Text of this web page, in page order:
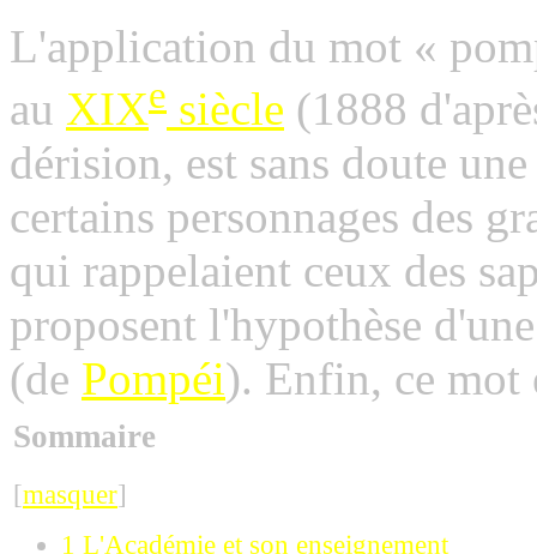
L'application du mot «
au XIXe siècle (1888
dérision, est sans doute
certains personnages des
qui rappelaient ceux des
proposent l'hypothèse
(de Pompéi). Enfin, ce
Sommaire
[masquer]
1 L'Académie et son enseignement